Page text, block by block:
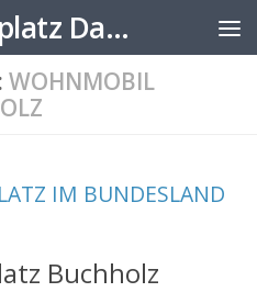
Wohnmobil Stellplatz Datenbank
WOHNMOBIL
IM BUNDESLAND
Buchholz